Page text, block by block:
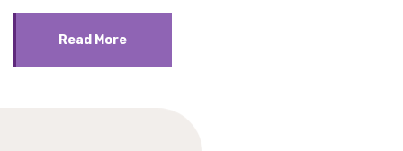
Read More